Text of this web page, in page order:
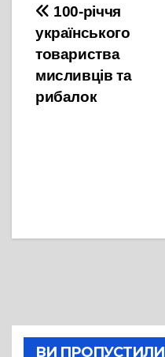
Навігація
записів
100-річчя
українського
товариства
мисливців та
рибалок
ВИ ПРОПУСТИЛИ